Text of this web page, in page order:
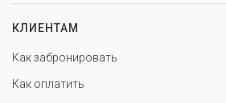
КЛИЕНТАМ
Как забронировать
Как оплатить